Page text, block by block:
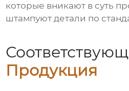
которые вникают в суть
штампуют детали по
Продукция